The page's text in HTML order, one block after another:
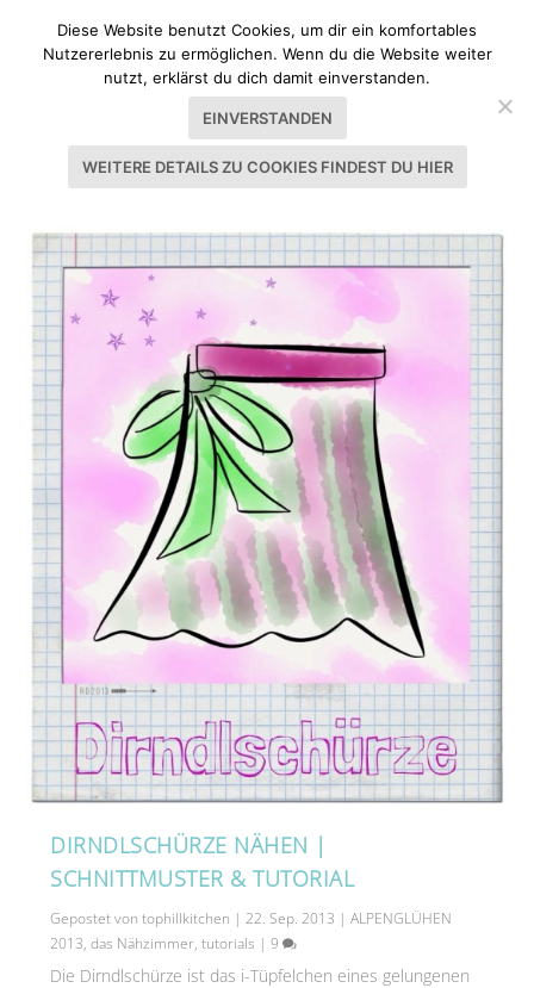
SCHLAGWORT:SELBERNÄHEN
DIRNDLSCHÜRZE NÄHEN |
SCHNITTMUSTER & TUTORIAL
Gepostet vontophillkitchen |22. Sep. 2013 |ALPENGLÜHEN
2013,das Nähzimmer,tutorials |9
Die Dirndlschürze ist das i-Tüpfelchen eines gelungenen
Diese Website benutzt Cookies, um dir ein komfortables
Nutzererlebnis zu ermöglichen. Wenn du die Website weiter
nutzt, erklärst du dich damit einverstanden.
EINVERSTANDEN
WEITERE DETAILS ZU COOKIES FINDEST DU HIER